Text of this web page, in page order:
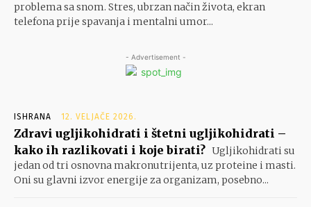
problema sa snom. Stres, ubrzan način života, ekran
telefona prije spavanja i mentalni umor...
- Advertisement -
ISHRANA 12. VELJAČE 2026.
Zdravi ugljikohidrati i štetni ugljikohidrati –
kako ih razlikovati i koje birati? Ugljikohidrati su
jedan od tri osnovna makronutrijenta, uz proteine i masti.
Oni su glavni izvor energije za organizam, posebno...